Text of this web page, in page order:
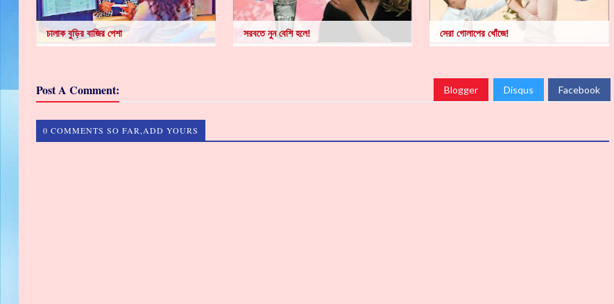
চালাক বুড়ির বাজির পেশা সরবতে নুন বেশি হলে! সেরা গোলাপের খোঁজে!
Post A Comment: Blogger Disqus Facebook
0 COMMENTS SO FAR,ADD YOURS